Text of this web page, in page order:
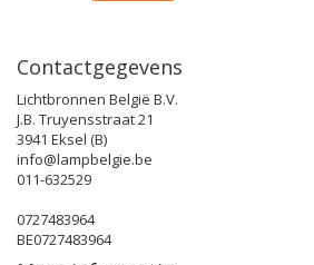
Contactgegevens
Lichtbronnen België B.V.
J.B. Truyensstraat 21
3941 Eksel (B)
info@lampbelgie.be
011-632529
0727483964
BE0727483964